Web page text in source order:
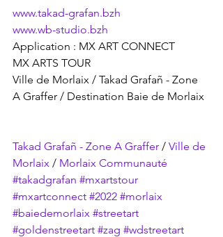
www.takad-grafan.bzh
www.wb-studio.bzh
Application : MX ART CONNECT
MX ARTS TOUR
Ville de Morlaix / Takad Grafañ - Zone
A Graffer / Destination Baie de Morlaix
Takad Grafañ - Zone A Graffer / Ville de
Morlaix / Morlaix Communauté
#takadgrafan #mxartstour
#mxartconnect #2022 #morlaix
#baiedemorlaix #streetart
#goldenstreetart #zag #wdstreetart